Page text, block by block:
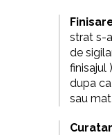
strat s-
de
finisajul
dupa
sau
Curat